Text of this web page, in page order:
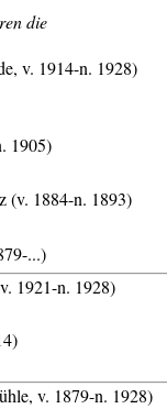
die
v. 1914-n. 1928)
1905)
(v. 1884-n. 1893)
...)
1921-n. 1928)
v. 1879-n. 1928)